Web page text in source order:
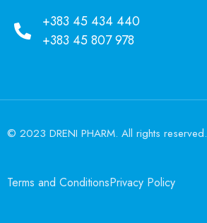
+383 45 434 440
+383 45 807 978
© 2023 DRENI PHARM. All rights reserved.
Terms and ConditionsPrivacy Policy